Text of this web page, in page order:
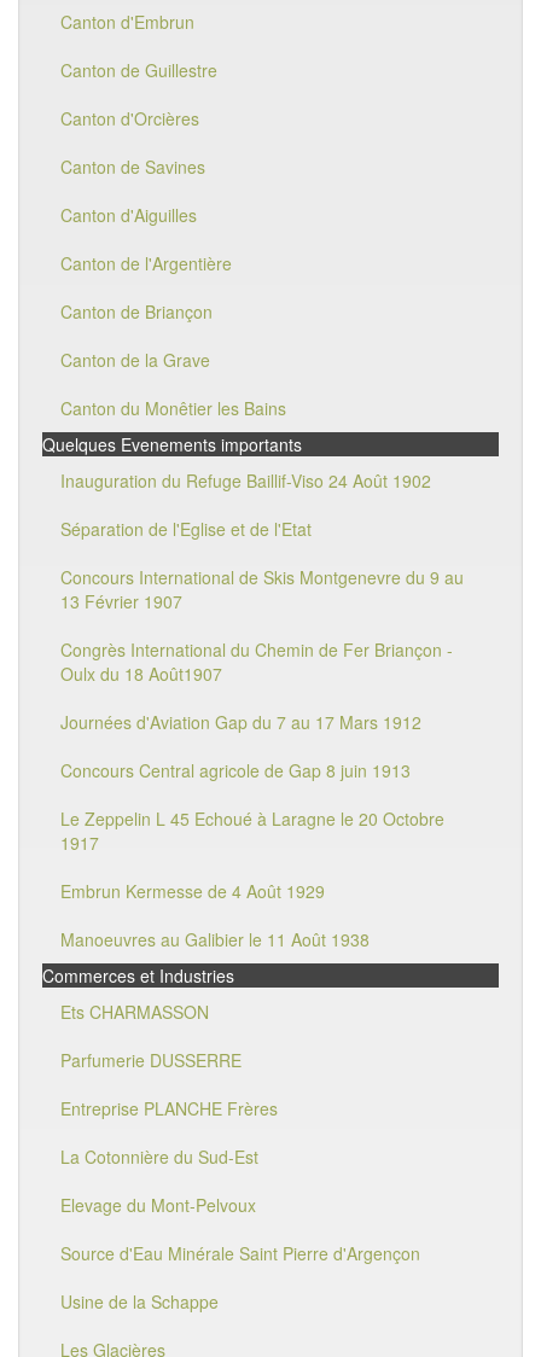
Canton d'Embrun
Canton de Guillestre
Canton d'Orcières
Canton de Savines
Canton d'Aiguilles
Canton de l'Argentière
Canton de Briançon
Canton de la Grave
Canton du Monêtier les Bains
Quelques Evenements importants
Inauguration du Refuge Baillif-Viso 24 Août 1902
Séparation de l'Eglise et de l'Etat
Concours International de Skis Montgenevre du 9 au
13 Février 1907
Congrès International du Chemin de Fer Briançon -
Oulx du 18 Août1907
Journées d'Aviation Gap du 7 au 17 Mars 1912
Concours Central agricole de Gap 8 juin 1913
Le Zeppelin L 45 Echoué à Laragne le 20 Octobre
1917
Embrun Kermesse de 4 Août 1929
Manoeuvres au Galibier le 11 Août 1938
Commerces et Industries
Ets CHARMASSON
Parfumerie DUSSERRE
Entreprise PLANCHE Frères
La Cotonnière du Sud-Est
Elevage du Mont-Pelvoux
Source d'Eau Minérale Saint Pierre d'Argençon
Usine de la Schappe
Les Glacières